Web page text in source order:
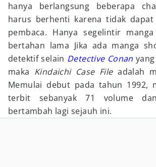
hanya berlangsung beberapa
harus berhenti karena tidak
pembaca. Hanya segelintir
bertahan lama Jika ada manga
detektif selain Detective Conan
maka Kindaichi Case Fileadalah
Memulai debut pada tahun 1992,
terbit sebanyak 71 volume
bertambah lagi sejauh ini.